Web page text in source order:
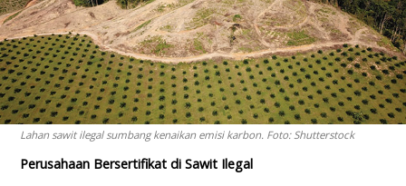
Lahan sawit ilegal sumbang kenaikan emisi karbon. Foto: Shutterstock
Perusahaan Bersertifikat di Sawit Ilegal